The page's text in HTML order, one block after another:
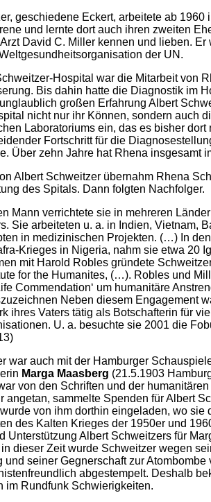
geschiedene Eckert, arbeitete ab 1960
und lernte dort auch ihren zweiten
David C. Miller kennen und lieben. Er
der UN.
Hospital war die Mitarbeit von
Bis dahin hatte die Diagnostik im
großen Erfahrung Albert
nicht nur ihr Können, sondern auch
Laboratoriums ein, das es bisher dort
Fortschritt für die
Über zehn Jahre hat Rhena insgesamt
Albert Schweitzer übernahm Rhena
des Spitals. Dann folgten Nachfolger.
Mann verrichtete sie in mehreren
Sie arbeiteten u. a. in Indien, Vietnam,
in medizinischen Projekten. (…) In
Krieges in Nigeria, nahm sie etwa 20
mit Harold Robles gründete
for the Humanites, (…). Robles und
Commendation‘ um humanitäre
Neben diesem Engagement
ihres Vaters tätig als Botschafterin für
U. a. besuchte sie 2001 die
war auch mit der Hamburger
Marga Maasberg (21.5.1903
von den Schriften und der
angetan, sammelte Spenden für Albert
von ihm dorthin eingeladen, wo sie
des Kalten Krieges der 1950er und
Unterstützung Albert Schweitzers für
dieser Zeit wurde Schweitzer wegen
und seiner Gegnerschaft zur
abgestempelt. Deshalb
im Rundfunk Schwierigkeiten.